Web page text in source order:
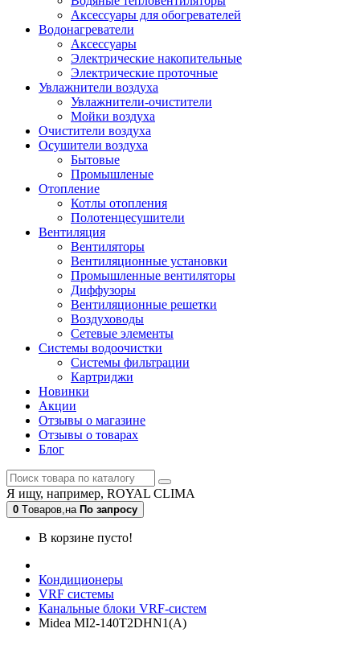
Аксессуары для обогревателей
Водонагреватели
Аксессуары
Электрические накопительные
Электрические проточные
Увлажнители воздуха
Увлажнители-очистители
Мойки воздуха
Очистители воздуха
Осушители воздуха
Бытовые
Промышленые
Отопление
Котлы отопления
Полотенцесушители
Вентиляция
Вентиляторы
Вентиляционные установки
Промышленные вентиляторы
Диффузоры
Вентиляционные решетки
Воздуховоды
Сетевые элементы
Системы водоочистки
Системы фильтрации
Картриджи
Новинки
Акции
Отзывы о магазине
Отзывы о товарах
Блог
Я ищу, например, ROYAL CLIMA
0 Tоваров,на По запросу
В корзине пусто!
Кондиционеры
VRF системы
Канальные блоки VRF-систем
Midea MI2-140T2DHN1(A)